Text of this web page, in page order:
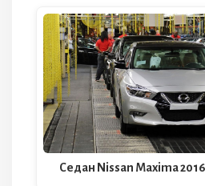
Седан Nissan Maxima